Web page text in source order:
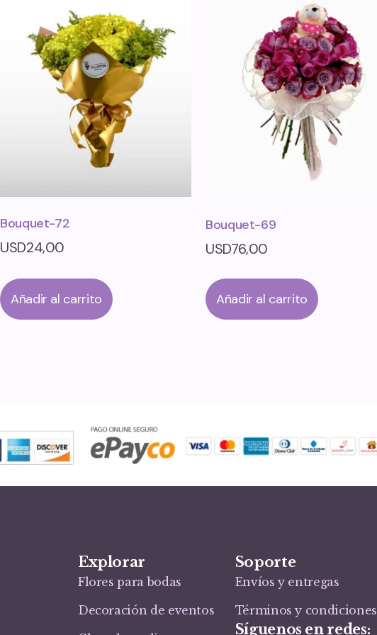
Bouquet-72
USD24,00
Añadir al carrito
Bouquet-69
USD76,00
Añadir al carrito
Explorar
Flores para bodas
Decoración de eventos
Soporte
Envíos y entregas
Términos y condiciones
Síguenos en redes: